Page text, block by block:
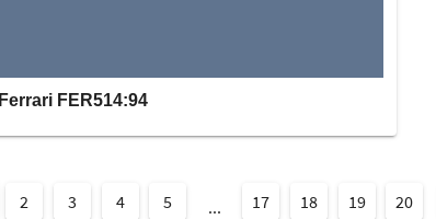
Ferrari FER514:94
2 3 4 5 ... 17 18 19 20